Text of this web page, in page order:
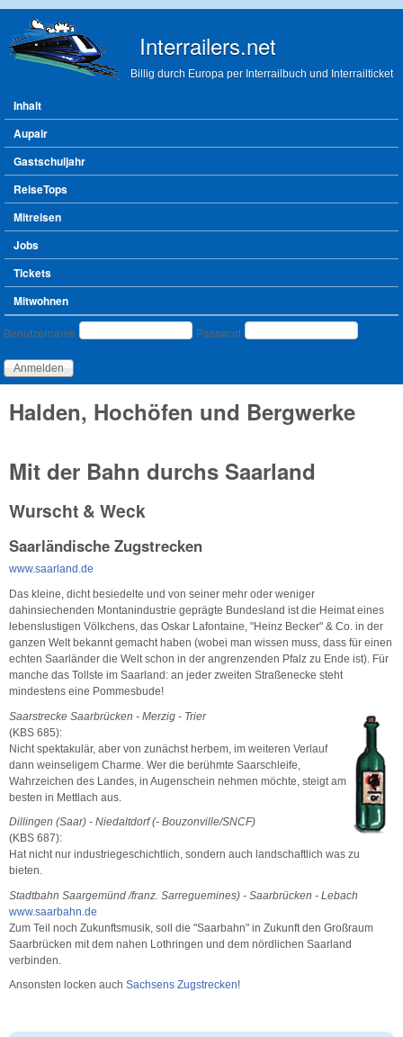
Interrailers.net
Billig durch Europa per Interrailbuch und Interrailticket
Hauptmenü
Inhalt
Aupair
Gastschuljahr
ReiseTops
Mitreisen
Jobs
Tickets
Mitwohnen
Benutzeranmeldung
Benutzername Passwort
Halden, Hochöfen und Bergwerke
Mit der Bahn durchs Saarland
Wurscht & Weck
Saarländische Zugstrecken
www.saarland.de
Das kleine, dicht besiedelte und von seiner mehr oder weniger
dahinsiechenden Montanindustrie geprägte Bundesland ist die Heimat eines
lebenslustigen Völkchens, das Oskar Lafontaine, "Heinz Becker" & Co. in der
ganzen Welt bekannt gemacht haben (wobei man wissen muss, dass für einen
echten Saarländer die Welt schon in der angrenzenden Pfalz zu Ende ist). Für
manche das Tollste im Saarland: an jeder zweiten Straßenecke steht
mindestens eine Pommesbude!
Saarstrecke Saarbrücken - Merzig - Trier
(KBS 685):
Nicht spektakulär, aber von zunächst herbem, im weiteren Verlauf
dann weinseligem Charme. Wer die berühmte Saarschleife,
Wahrzeichen des Landes, in Augenschein nehmen möchte, steigt am
besten in Mettlach aus.
Dillingen (Saar) - Niedaltdorf (- Bouzonville/SNCF)
(KBS 687):
Hat nicht nur industriegeschichtlich, sondern auch landschaftlich was zu
bieten.
Stadtbahn Saargemünd /franz. Sarreguemines) - Saarbrücken - Lebach
www.saarbahn.de
Zum Teil noch Zukunftsmusik, soll die "Saarbahn" in Zukunft den Großraum
Saarbrücken mit dem nahen Lothringen und dem nördlichen Saarland
verbinden.
Ansonsten locken auch Sachsens Zugstrecken!